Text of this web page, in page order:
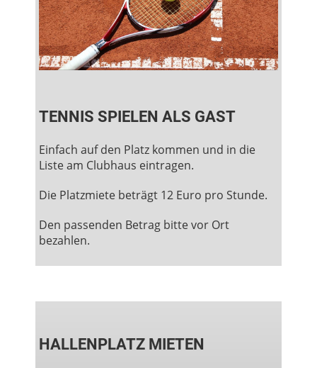
TENNIS SPIELEN ALS GAST
Einfach auf den Platz kommen und in die
Liste am Clubhaus eintragen.
Die Platzmiete beträgt 12 Euro pro Stunde.
Den passenden Betrag bitte vor Ort
bezahlen.
HALLENPLATZ MIETEN